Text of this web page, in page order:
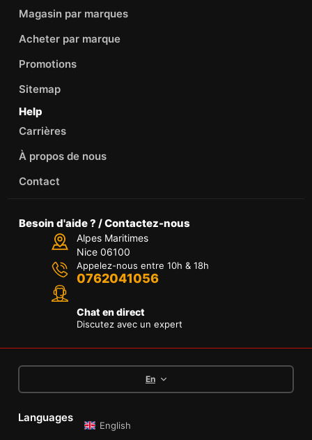
Magasin par marques
Acheter par marque
Promotions
Sitemap
Help
Carrières
À propos de nous
Contact
Besoin d'aide ? / Contactez-nous
Alpes Maritimes
Nice 06100
Appelez-nous entre 10h & 18h
0762041056
Chat en direct
Discutez avec un expert
En
Languages
English